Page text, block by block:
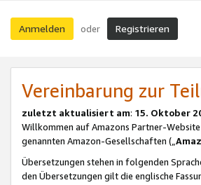
Anmelden oder Registrieren
Vereinbarung zur
zuletzt aktualisiert am: 15. Oktober
Willkommen auf Amazons Partner-Website
genannten Amazon-Gesellschaften („
Übersetzungen stehen in folgenden
den Übersetzungen gilt die englische